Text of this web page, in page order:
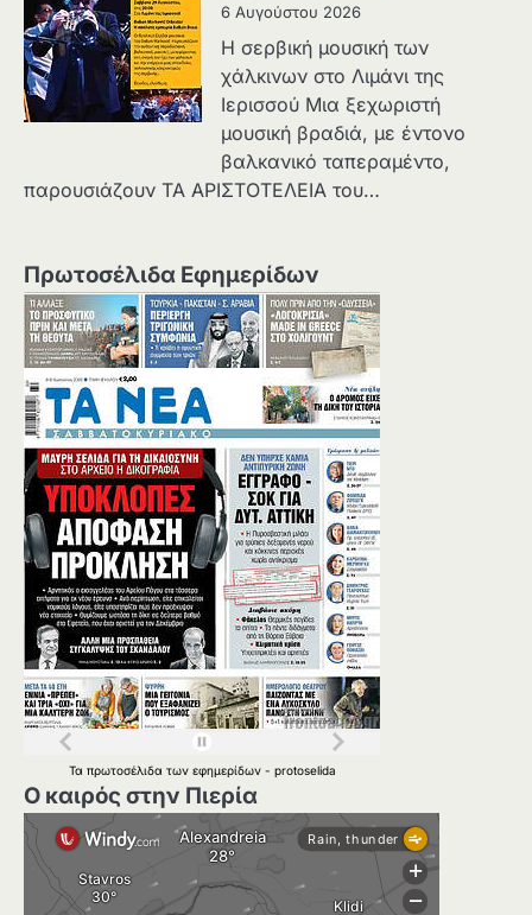
6 Αυγούστου 2026
Η σερβική μουσική των
χάλκινων στο Λιμάνι της
Ιερισσού Μια ξεχωριστή
μουσική βραδιά, με έντονο
βαλκανικό ταπεραμέντο,
παρουσιάζουν ΤΑ ΑΡΙΣΤΟΤΕΛΕΙΑ του…
Πρωτοσέλιδα Εφημερίδων
Τα πρωτοσέλιδα των εφημερίδων - protoselida
Ο καιρός στην Πιερία